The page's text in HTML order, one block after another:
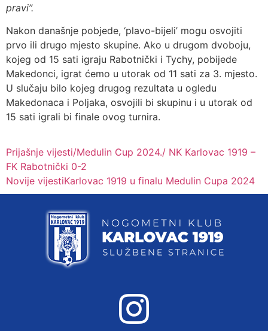
pravi”.
Nakon današnje pobjede, ‘plavo-bijeli’ mogu osvojiti
prvo ili drugo mjesto skupine. Ako u drugom dvoboju,
kojeg od 15 sati igraju Rabotnički i Tychy, pobijede
Makedonci, igrat ćemo u utorak od 11 sati za 3. mjesto.
U slučaju bilo kojeg drugog rezultata u ogledu
Makedonaca i Poljaka, osvojili bi skupinu i u utorak od
15 sati igrali bi finale ovog turnira.
Prijašnje vijesti/Medulin Cup 2024./ NK Karlovac 1919 –
FK Rabotnički 0-2
Novije vijestiKarlovac 1919 u finalu Medulin Cupa 2024